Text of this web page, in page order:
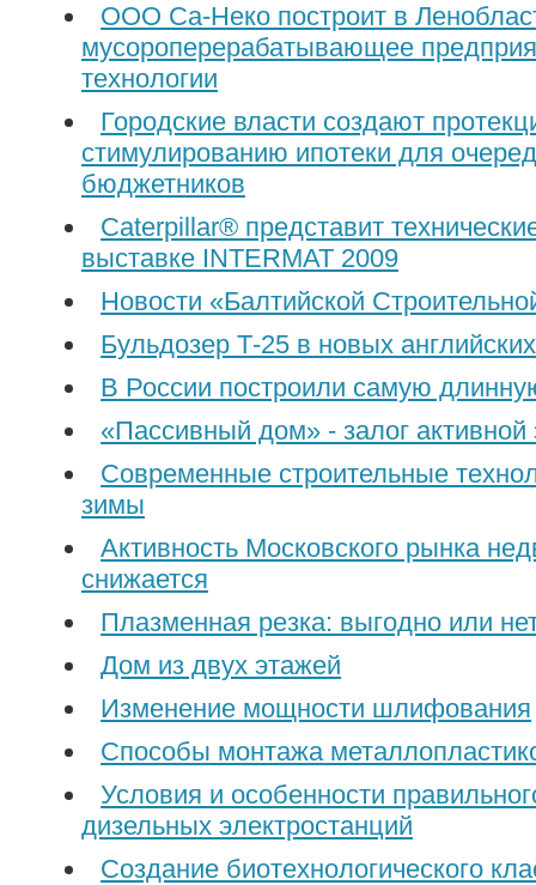
ООО Са-Неко построит в
мусороперерабатывающее
технологии
Городские власти создают
стимулированию ипотеки для
бюджетников
Caterpillar® представит
выставке INTERMAT 2009
Новости «Балтийской
Бульдозер Т-25 в новых
В России построили самую
«Пассивный дом» - залог активной
Современные строительные
зимы
Активность Московского рынка
снижается
Плазменная резка: выгодно или
Дом из двух этажей
Изменение мощности шлифования
Способы монтажа
Условия и особенности
дизельных электростанций
Создание биотехнологического